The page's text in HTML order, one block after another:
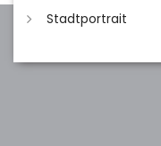
Stadtportrait